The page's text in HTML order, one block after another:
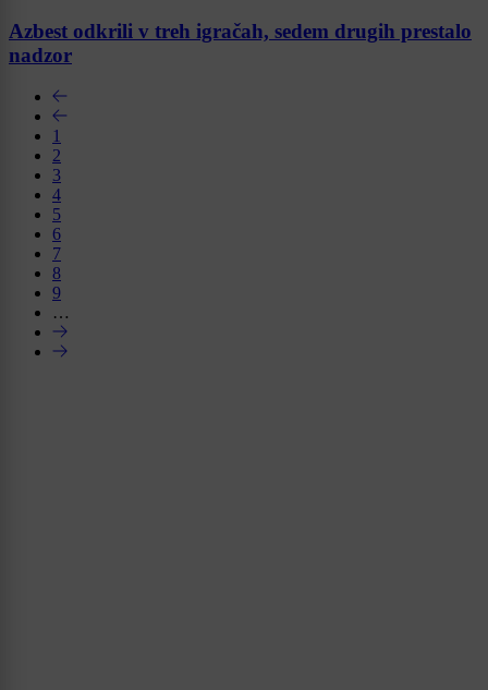
Azbest odkrili v treh igračah, sedem drugih prestalo
nadzor
1
2
3
4
5
6
7
8
9
…